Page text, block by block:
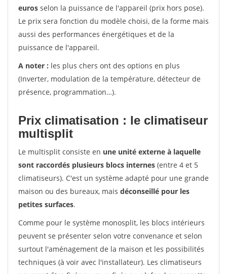
euros selon la puissance de l'appareil (prix hors pose).
Le prix sera fonction du modèle choisi, de la forme mais
aussi des performances énergétiques et de la
puissance de l'appareil.
A noter : les plus chers ont des options en plus
(Inverter, modulation de la température, détecteur de
présence, programmation…).
Prix climatisation : le climatiseur
multisplit
Le multisplit consiste en une unité externe à laquelle
sont raccordés plusieurs blocs internes (entre 4 et 5
climatiseurs). C'est un système adapté pour une grande
maison ou des bureaux, mais déconseillé pour les
petites surfaces.
Comme pour le système monosplit, les blocs intérieurs
peuvent se présenter selon votre convenance et selon
surtout l'aménagement de la maison et les possibilités
techniques (à voir avec l'installateur). Les climatiseurs